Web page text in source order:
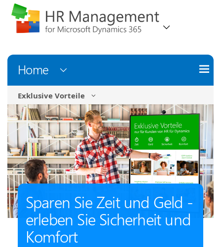
Home
Exklusive Vorteile
Sparen Sie Zeit und Geld -
erleben Sie Sicherheit und
Komfort